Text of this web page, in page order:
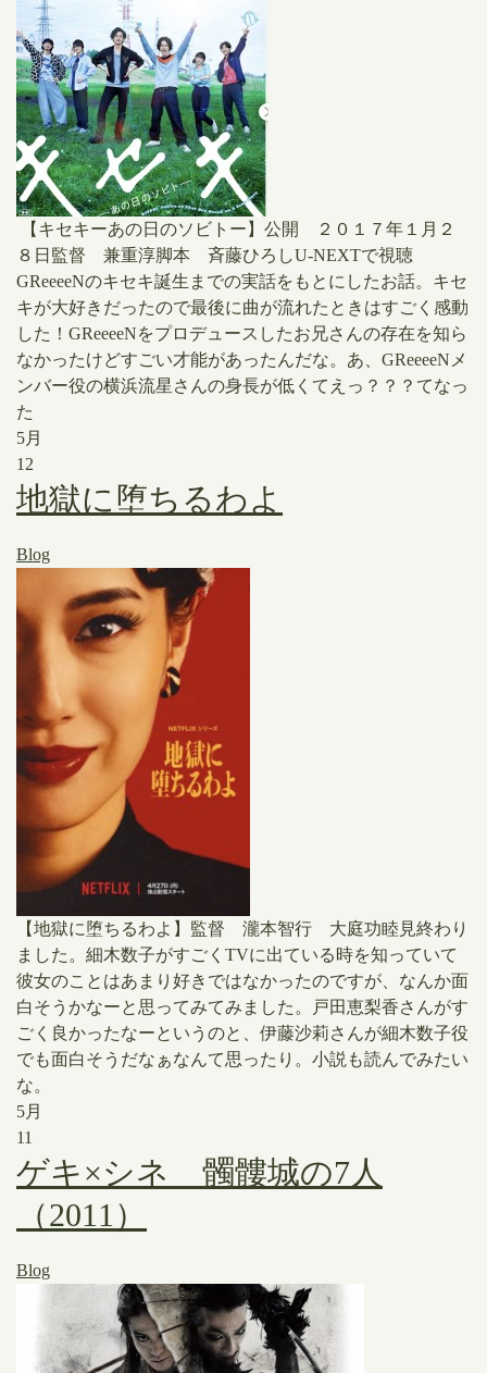
【キセキーあの日のソビトー】公開 ２０１７年１月２
８日監督 兼重淳脚本 斉藤ひろしU-NEXTで視聴
GReeeeNのキセキ誕生までの実話をもとにしたお話。キセ
キが大好きだったので最後に曲が流れたときはすごく感動
した！GReeeeNをプロデュースしたお兄さんの存在を知ら
なかったけどすごい才能があったんだな。あ、GReeeeNメ
ンバー役の横浜流星さんの身長が低くてえっ？？？てなっ
た
5月
12
地獄に堕ちるわよ
Blog
【地獄に堕ちるわよ】監督 瀧本智行 大庭功睦見終わり
ました。細木数子がすごくTVに出ている時を知っていて
彼女のことはあまり好きではなかったのですが、なんか面
白そうかなーと思ってみてみました。戸田恵梨香さんがす
ごく良かったなーというのと、伊藤沙莉さんが細木数子役
でも面白そうだなぁなんて思ったり。小説も読んでみたい
な。
5月
11
ゲキ×シネ 髑髏城の7人
（2011）
Blog